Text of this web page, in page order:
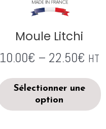
Moule Litchi
10.00€ – 22.50€ HT
Sélectionner une
option